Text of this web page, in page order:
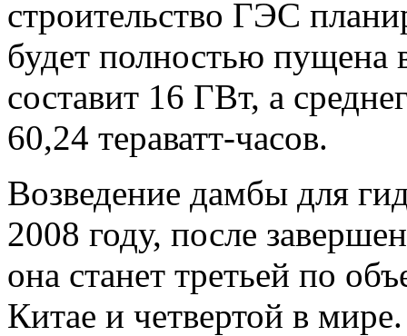
строительство ГЭС
будет полностью пущена
составит 16 ГВт, а
60,24 тераватт-часов.
Возведение дамбы для
2008 году, после
она станет третьей по
Китае и четвертой в мире.